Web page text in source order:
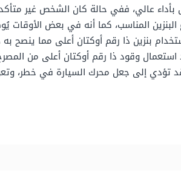
بنزين 95 الخيار الأمثل للسيارات التي تعمل بأداء عالي، ففي حالة
البنزين المناسب، كما أنه في بعض
بنزين ذا رقم أوكتان أعلى مما ينصح
استعمال وقود ذا رقم أوكتان أعلى من
تؤدي إلى جعل محرك السيارة في خطر،